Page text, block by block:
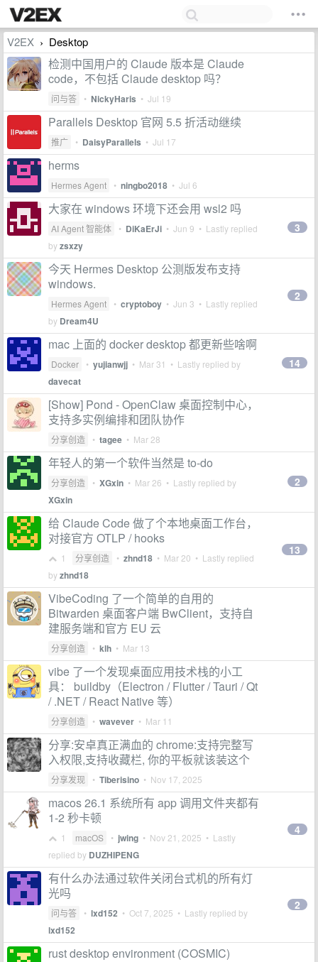
V2EX › Desktop
检测中国用户的 Claude 版本是 Claude
code，不包括 Claude desktop 吗？
问与答 • NickyHaris • Jul 19
Parallels Desktop 官网 5.5 折活动继续
推广 • DaisyParallels • Jul 17
herms
Hermes Agent • ningbo2018 • Jul 6
大家在 windows 环境下还会用 wsl2 吗
AI Agent 智能体 • DiKaErJi • Jun 9 • Lastly replied
byzsxzy
3
今天 Hermes Desktop 公测版发布支持
windows.
Hermes Agent • cryptoboy • Jun 3 • Lastly replied
by Dream4U
2
mac 上面的 docker desktop 都更新些啥啊
Docker • yujianwjj • Mar 31 • Lastly replied by
davecat
14
[Show] Pond - OpenClaw 桌面控制中心，
支持多实例编排和团队协作
分享创造 • tagee • Mar 28
年轻人的第一个软件当然是 to-do
分享创造 • XGxin • Mar 26 • Lastly replied by
XGxin
2
给 Claude Code 做了个本地桌面工作台，
对接官方 OTLP / hooks
1 分享创造 • zhnd18 • Mar 20 • Lastly replied
byzhnd18
13
VibeCoding 了一个简单的自用的
Bitwarden 桌面客户端 BwClient，支持自
建服务端和官方 EU 云
分享创造 • klh • Mar 13
vibe 了一个发现桌面应用技术栈的小工
具： buildby（Electron / Flutter / Tauri / Qt
/ .NET / React Native 等）
分享创造 • wavever • Mar 11
分享:安卓真正满血的 chrome:支持完整写
入权限,支持收藏栏, 你的平板就该装这个
分享发现 • Tiberisino • Nov 17, 2025
macos 26.1 系统所有 app 调用文件夹都有
1-2 秒卡顿
1 macOS • jwing • Nov 21, 2025 • Lastly
replied by DUZHIPENG
4
有什么办法通过软件关闭台式机的所有灯
光吗
问与答 • lxd152 • Oct 7, 2025 • Lastly replied by
lxd152
2
rust desktop environment (COSMIC)